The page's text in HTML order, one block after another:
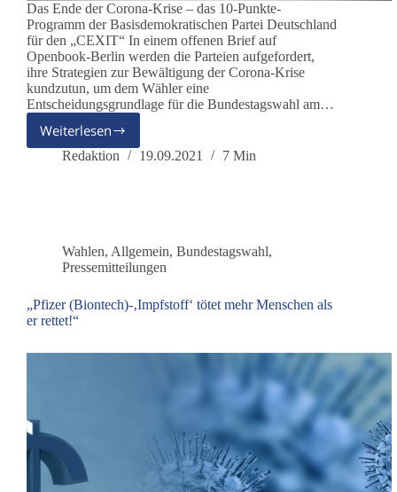
Das Ende der Corona-Krise – das 10-Punkte-
Programm der Basisdemokratischen Partei Deutschland
für den „CEXIT“ In einem offenen Brief auf
Openbook-Berlin werden die Parteien aufgefordert,
ihre Strategien zur Bewältigung der Corona-Krise
kundzutun, um dem Wähler eine
Entscheidungsgrundlage für die Bundestagswahl am…
Weiterlesen
Der
CEXIT
dieBasis
antwortet
Redaktion 19.09.2021 7 Min
Wahlen, Allgemein, Bundestagswahl,
Pressemitteilungen
„Pfizer (Biontech)-‚Impfstoff‘ tötet mehr Menschen als
er rettet!“